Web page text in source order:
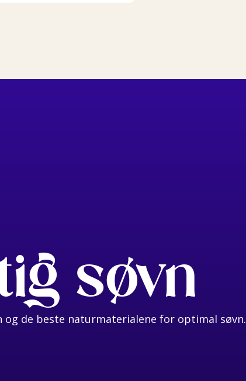
søvn
og de beste naturmaterialene for optimal søvn.